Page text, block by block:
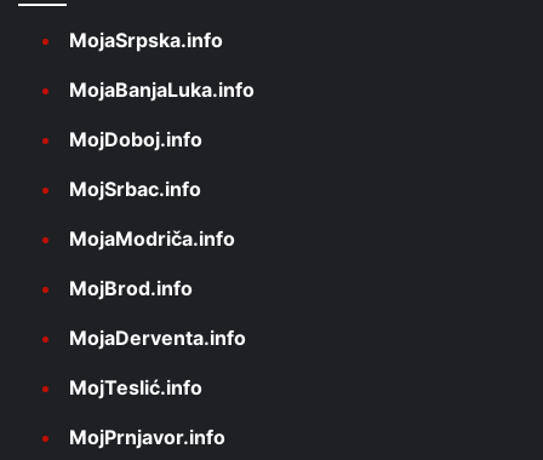
MojaSrpska.info
MojaBanjaLuka.info
MojDoboj.info
MojSrbac.info
MojaModriča.info
MojBrod.info
MojaDerventa.info
MojTeslić.info
MojPrnjavor.info